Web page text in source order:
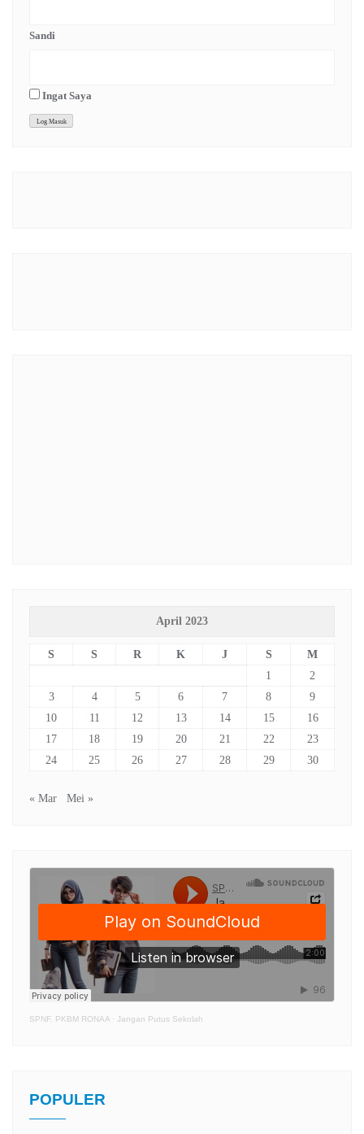
Sandi
Ingat Saya
April 2023
S S R K J S
M
1
2
3
4 5 6 7 8
9
10
11 12 13 14 15
16
17
18 19 20 21 22
23
24
25 26 27 28 29 30
« Mar Mei »
SPNF. PKBM RONAA · Jangan Putus Sekolah
POPULER